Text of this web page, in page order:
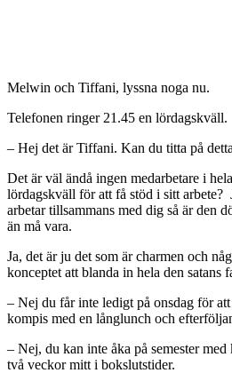
Melwin och Tiffani, lyssna noga nu.
Telefonen ringer 21.45 en lördagskväll.
– Hej det är Tiffani. Kan du titta på
Det är väl ändå ingen medarbetare i
lördagskväll för att få stöd i sitt arbete?
arbetar tillsammans med dig så är den
än må vara.
Ja, det är ju det som är charmen och
konceptet att blanda in hela den satans
– Nej du får inte ledigt på onsdag för
kompis med en långlunch och
– Nej, du kan inte åka på semester
två veckor mitt i bokslutstider.